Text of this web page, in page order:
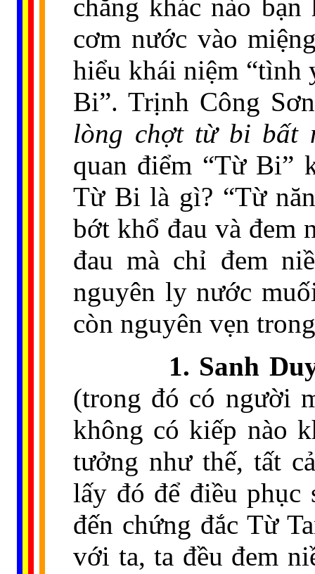
chẳng khác nào
cơm nước vào
hiểu khái niệm “tình
Bi”. Trịnh Công
lòng chợt từ bi bất
quan điểm “Từ Bi”
Từ Bi là gì? “Từ
bớt khổ đau và đem
đau mà chỉ đem
nguyên ly nước
còn nguyên vẹn
1. Sanh
(trong đó có người
không có kiếp nào
tưởng như thế, tất
lấy đó để điều phục
đến chứng đắc Từ
với ta, ta đều đem